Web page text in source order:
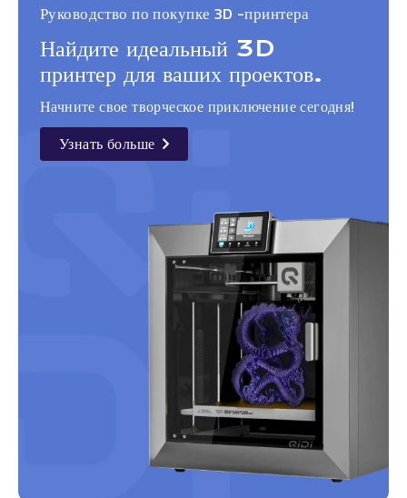
Руководство по покупке 3D -принтера
Найдите идеальный 3D
принтер для ваших проектов.
Начните свое творческое приключение сегодня!
details
Узнать больше